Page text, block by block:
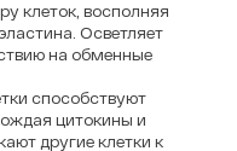
клеток, восполняя
Осветляет
на обменные
способствуют
цитокины и
другие клетки к